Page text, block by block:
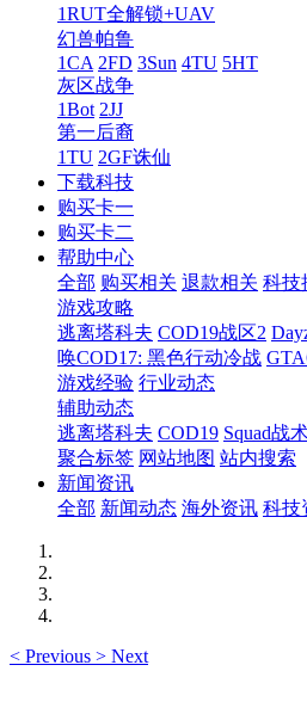
1RUT全解锁+UAV
幻兽帕鲁
1CA 2FD 3Sun 4TU 5HT
灰区战争
1Bot 2JJ
第一后裔
1TU 2GF诛仙
下载科技
购买卡一
购买卡二
帮助中心
全部 购买相关 退款相关 科技
游戏攻略
逃离塔科夫 COD19战区2
唤COD17: 黑色行动冷战
游戏经验 行业动态
辅助动态
逃离塔科夫 COD19 Squad战
聚合标签 网站地图 站内搜索
新闻资讯
全部 新闻动态 海外资讯 科技
< Previous > Next